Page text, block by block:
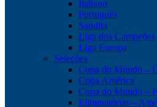
Italiano
Português
Saudita
Liga dos Campeões
Liga Europa
Seleções
Copa do Mundo –
Copa América
Copa do Mundo –
Eliminatórias –